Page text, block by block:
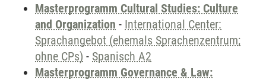
Masterprogramm Cultural Studies: Culture
and Organization - International Center:
Sprachangebot (ehemals Sprachenzentrum;
ohne CPs) - Spanisch A2
Masterprogramm Governance & Law: